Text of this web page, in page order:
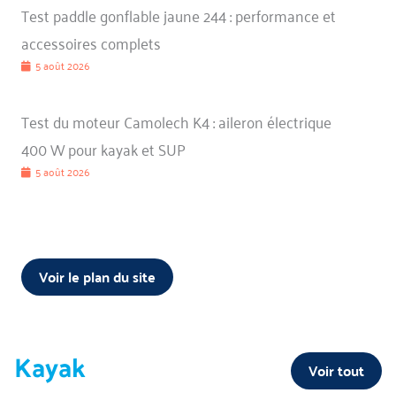
Test paddle gonflable jaune 244 : performance et
accessoires complets
5 août 2026
Test du moteur Camolech K4 : aileron électrique
400 W pour kayak et SUP
5 août 2026
Voir le plan du site
Kayak Voir tout